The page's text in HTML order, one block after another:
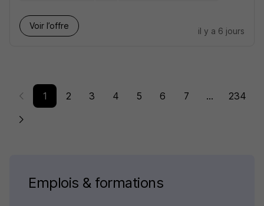
Voir l’offre
il y a 6 jours
1 2 3 4 5 6 7 ... 234
Emplois & formations